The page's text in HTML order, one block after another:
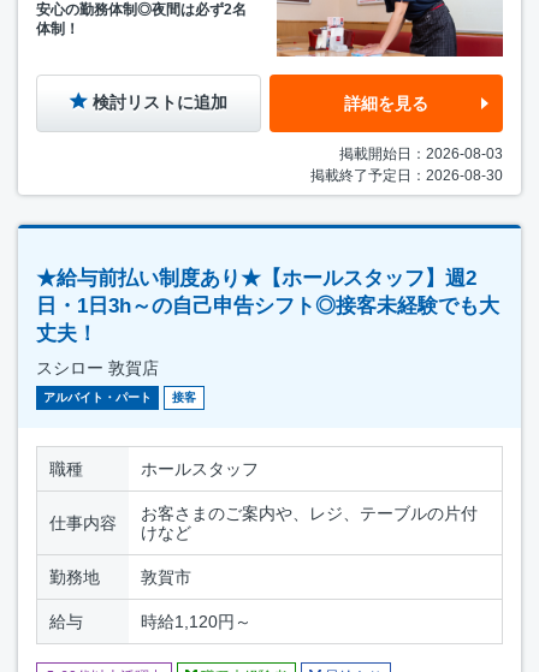
安心の勤務体制◎夜間は必ず2名
体制！
検討リストに追加 詳細を見る
掲載開始日：2026-08-03
掲載終了予定日：2026-08-30
★給与前払い制度あり★【ホールスタッフ】週2
日・1日3h～の自己申告シフト◎接客未経験でも大
丈夫！
スシロー 敦賀店
アルバイト・パート 接客
職種 ホールスタッフ
仕事内容
お客さまのご案内や、レジ、テーブルの片付
けなど
勤務地 敦賀市
給与 時給1,120円～